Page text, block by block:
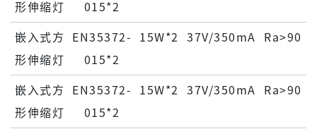
形伸缩灯
015*2
嵌⼊式⽅
形伸缩灯
EN35372-
015*2
15W*2 37V/350mA Ra>90
嵌⼊式⽅
形伸缩灯
EN35372-
015*2
15W*2 37V/350mA Ra>90